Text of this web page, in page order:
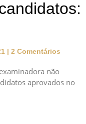
2 Comentários
não
aprovados no